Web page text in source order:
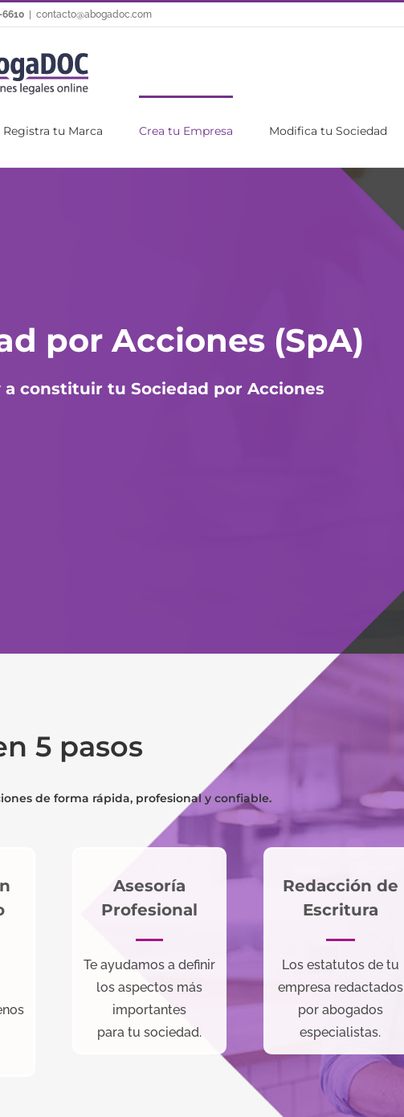
6610 contacto@abogadoc.com
Registra tu Marca Crea tu Empresa Modifica tu Sociedad
por Acciones (SpA)
a constituir tu Sociedad por Acciones
5 pasos
de forma rápida, profesional y confiable.
Asesoría
Profesional
Te ayudamos a definir
los aspectos más
importantes
para tu sociedad.
Redacción de
Escritura
Los estatutos de tu
empresa redactados
por abogados
especialistas.